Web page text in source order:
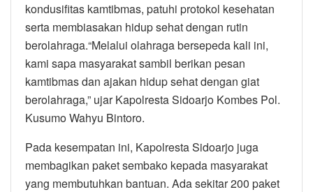
kondusifitas kamtibmas, patuhi protokol kesehatan
serta membiasakan hidup sehat dengan rutin
berolahraga.“Melalui olahraga bersepeda kali ini,
kami sapa masyarakat sambil berikan pesan
kamtibmas dan ajakan hidup sehat dengan giat
berolahraga,” ujar Kapolresta Sidoarjo Kombes Pol.
Kusumo Wahyu Bintoro.
Pada kesempatan ini, Kapolresta Sidoarjo juga
membagikan paket sembako kepada masyarakat
yang membutuhkan bantuan. Ada sekitar 200 paket